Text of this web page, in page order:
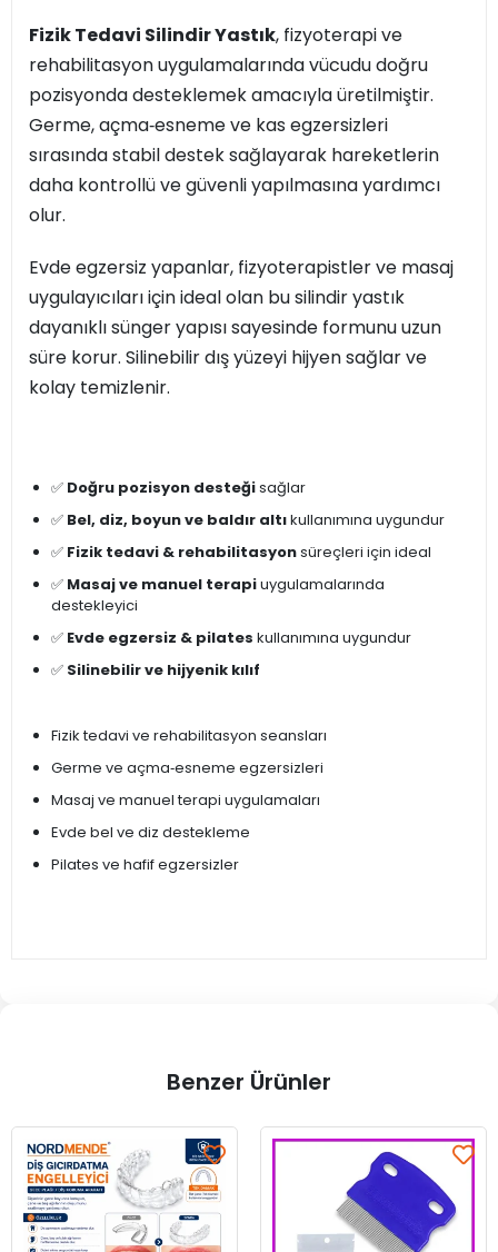
Fizik Tedavi Silindir Yastık, fizyoterapi ve
rehabilitasyon uygulamalarında vücudu doğru
pozisyonda desteklemek amacıyla üretilmiştir.
Germe, açma‑esneme ve kas egzersizleri
sırasında stabil destek sağlayarak hareketlerin
daha kontrollü ve güvenli yapılmasına yardımcı
olur.
Evde egzersiz yapanlar, fizyoterapistler ve masaj
uygulayıcıları için ideal olan bu silindir yastık
dayanıklı sünger yapısı sayesinde formunu uzun
süre korur. Silinebilir dış yüzeyi hijyen sağlar ve
kolay temizlenir.
✅ Doğru pozisyon desteğisağlar
✅ Bel, diz, boyun ve baldır altıkullanımına uygundur
✅ Fizik tedavi & rehabilitasyonsüreçleri için ideal
✅ Masaj ve manuel terapiuygulamalarında
destekleyici
✅ Evde egzersiz & pilates kullanımına uygundur
✅ Silinebilir ve hijyenik kılıf
Fizik tedavi ve rehabilitasyon seansları
Germe ve açma‑esneme egzersizleri
Masaj ve manuel terapi uygulamaları
Evde bel ve diz destekleme
Pilates ve hafif egzersizler
Benzer Ürünler